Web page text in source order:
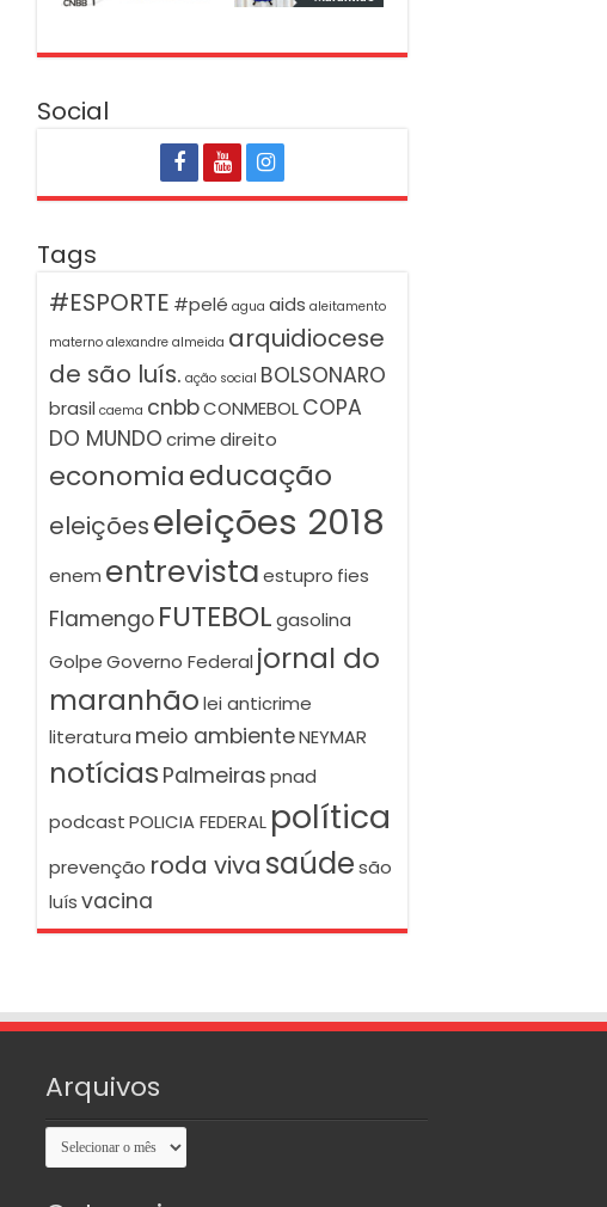
Social
Tags
#ESPORTE #pelé agua aids aleitamento
materno alexandre almeida arquidiocese
de são luís. ação social BOLSONARO
brasil caema cnbbCONMEBOLCOPA
DO MUNDOcrimedireito
economiaeducação
eleiçõeseleições 2018
enem entrevistaestupro fies
Flamengo FUTEBOLgasolina
GolpeGoverno Federal jornal do
maranhãolei anticrime
literatura meio ambienteNEYMAR
notícias Palmeiraspnad
podcastPOLICIA FEDERAL política
prevenção roda viva saúdesão
luísvacina
Arquivos
Arquivos